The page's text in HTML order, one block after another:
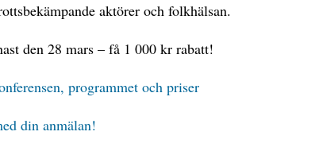
aktörer och folkhälsan.
den 28 mars – få 1 000 kr rabatt!
programmet och priser
din anmälan!